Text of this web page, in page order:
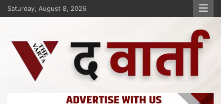
Saturday, August 8, 2026
The Varta